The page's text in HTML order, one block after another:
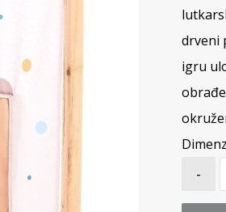
drveni
igru
-